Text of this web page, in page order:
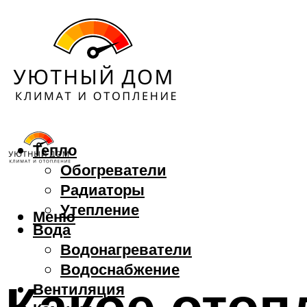
Тепло
Обогреватели
Радиаторы
Утепление
Вода
Водонагреватели
Водоснабжение
Вентиляция
Меню